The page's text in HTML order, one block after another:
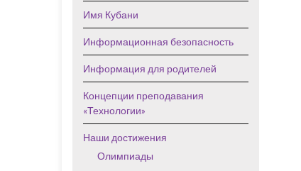
Имя Кубани
Информационная безопасность
Информация для родителей
Концепции преподавания
«Технологии»
Наши достижения
Олимпиады